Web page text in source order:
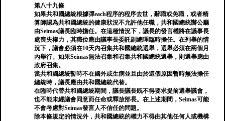
第八十九條
如果共和國總統根據彈each程序的程序去世，辭職或免職，或者精
算師認為共和國總統的健康狀況不允許他任職，共和國總統辦公廳
由Seimas議長臨時擔任。在這種情況下，議長的發言權將在議事長
處喪失權力，其職位應由議事長委託副總理臨時擔任。在列舉的情
況下，議會必須在10天內召集共和國總統選舉，選舉必須在兩個月
內舉行。如果Seimas無法召集和召集共和國總統選舉，則選舉應由
政府召集。
當共和國總統暫時不在國外或生病並且由於這個原因暫時無法擔任
總統時，議長應由共和國總統代替。
在臨時代替共和國總統期間，議長議長既不得要求提前選舉議會，
也不能未經議會同意而任命或釋放部長。在上述期間，Seimas可能
不會考慮對Seimas發言人不信任的問題。
除本條規定的情況外，共和國總統的權力不得由其他任何人或機構